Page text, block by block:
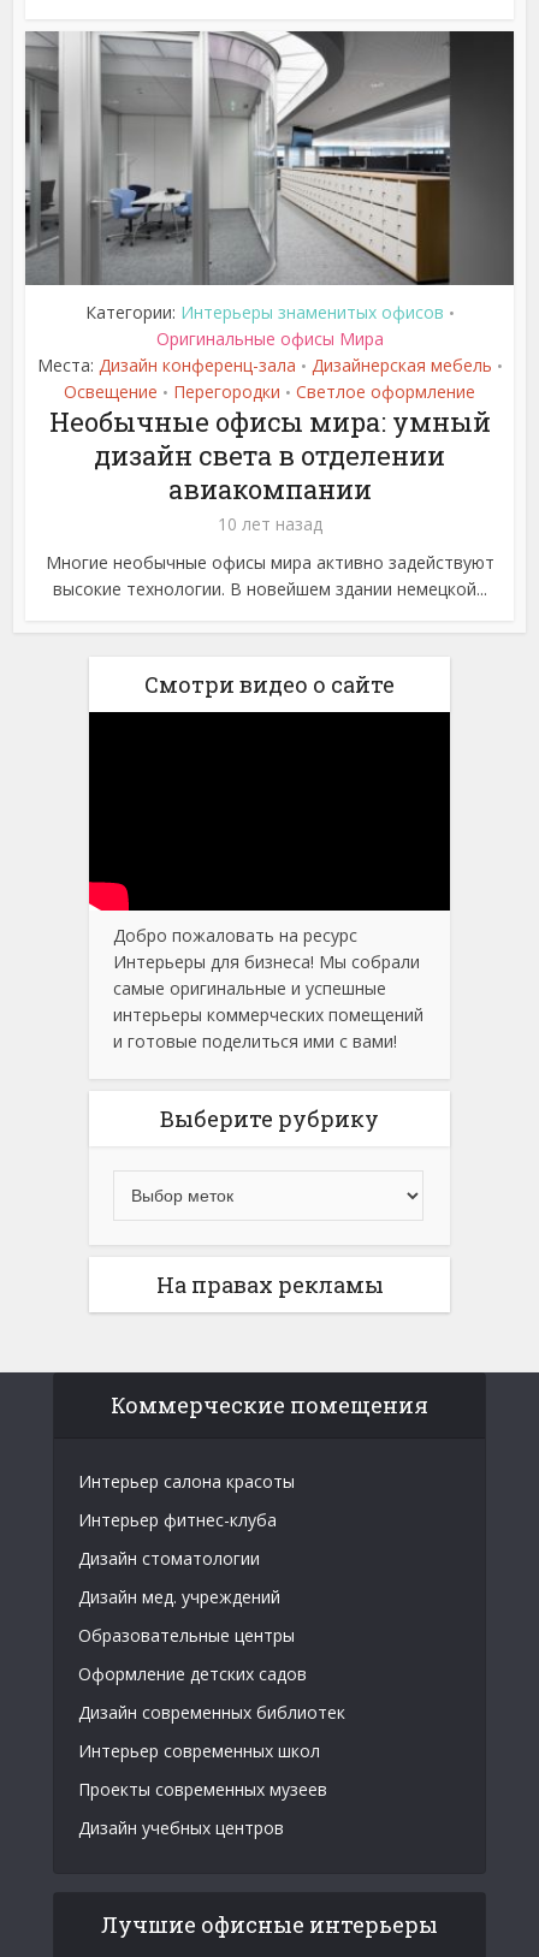
Категории: Интерьеры знаменитых офисов •
Оригинальные офисы Мира
Места: Дизайн конференц-зала • Дизайнерская мебель •
Освещение • Перегородки • Светлое оформление
Необычные офисы мира: умный
дизайн света в отделении
авиакомпании
10 лет назад
Многие необычные офисы мира активно задействуют
высокие технологии. В новейшем здании немецкой...
Смотри видео о сайте
Добро пожаловать на ресурс
Интерьеры для бизнеса! Мы собрали
самые оригинальные и успешные
интерьеры коммерческих помещений
и готовые поделиться ими с вами!
Выберите рубрику
На правах рекламы
Коммерческие помещения
Интерьер салона красоты
Интерьер фитнес-клуба
Дизайн стоматологии
Дизайн мед. учреждений
Образовательные центры
Оформление детских садов
Дизайн современных библиотек
Интерьер современных школ
Проекты современных музеев
Дизайн учебных центров
Лучшие офисные интерьеры